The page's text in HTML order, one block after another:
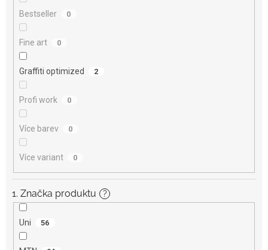
Bestseller 0
Fine art 0
Graffiti optimized 2
Profi work 0
Více barev 0
Více variant 0
1. Značka produktu ?
Uni 56